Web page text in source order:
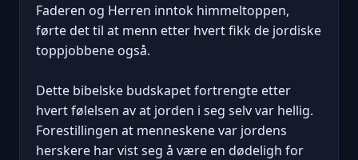
Faderen og Herren inntok himmeltoppen,
førte det til at menn etter hvert fikk de jordiske
toppjobbene også.
Dette bibelske budskapet fortrengte etter
hvert følelsen av at jorden i seg selv var hellig.
Forestillingen at menneskene var jordens
herskere har vist seg å være en dødeligh for